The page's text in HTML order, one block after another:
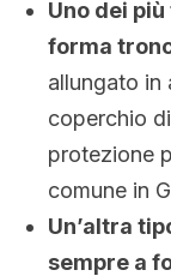
Uno dei
forma
allungato in
coperchio
protezione
comune in
Un’altra
sempre a